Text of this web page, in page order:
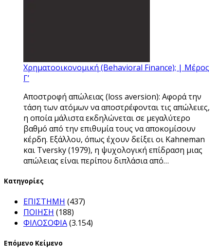
Χρηματοοικονομική (Behavioral Finance); | Μέρος
Γ’
Αποστροφή απώλειας (loss aversion): Αφορά την
τάση των ατόμων να αποστρέφονται τις απώλειες,
η οποία μάλιστα εκδηλώνεται σε μεγαλύτερο
βαθμό από την επιθυμία τους να αποκομίσουν
κέρδη. Εξάλλου, όπως έχουν δείξει οι Kahneman
και Tversky (1979), η ψυχολογική επίδραση μιας
απώλειας είναι περίπου διπλάσια από…
Kατηγορίες
ΕΠΙΣΤΗΜΗ (437)
ΠΟΙΗΣΗ (188)
ΦΙΛΟΣΟΦΙΑ(3.154)
Επόμενο Κείμενο